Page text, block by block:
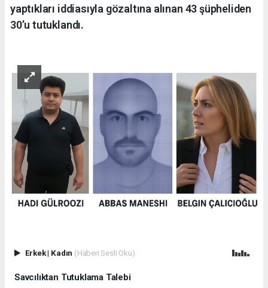
yaptıkları iddiasıyla gözaltına alınan 43 şüpheliden
30’u tutuklandı.
Erkek| Kadın (Haberi Sesli Oku)
Savcılıktan Tutuklama Talebi